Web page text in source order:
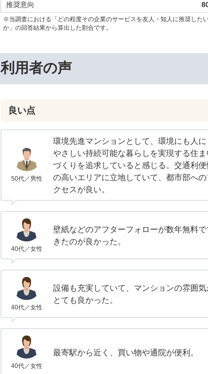
推奨意向
※当調査における「どの程度その企業のサービスを友人・知人に推奨した
か」の回答結果から算出した割合です。
利用者の声
良い点
50代／男性
環境先進マンションとして、環境にも人に
やさしい持続可能な暮らしを実現する住ま
づくりを追求していると感じる。交通利便
の高いエリアに立地していて、都市部への
クセスが良い。
40代／女性
壁紙などのアフターフォローが数年無料で
きたのが良かった。
40代／女性
設備も充実していて、マンションの雰囲気
とても良かった。
40代／女性
最寄駅から近く、買い物や通院が便利。